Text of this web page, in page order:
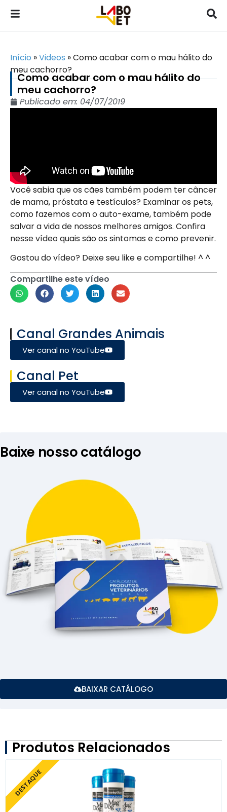
Início »Videos »Como acabar com o mau hálito do
meu cachorro?
Como acabar com o mau hálito do
meu cachorro?
Publicado em: 04/07/2019
Você sabia que os cães também podem ter câncer
de mama, próstata e testículos? Examinar os pets,
como fazemos com o auto-exame, também pode
salvar a vida de nossos melhores amigos. Confira
nesse vídeo quais são os sintomas e como prevenir.
Gostou do vídeo? Deixe seu like e compartilhe! ^ ^
Compartilhe este vídeo
Canal Grandes Animais
Ver canal no YouTube
Canal Pet
Ver canal no YouTube
Baixe nosso catálogo
BAIXAR CATÁLOGO
Produtos Relacionados
DESTAQUE